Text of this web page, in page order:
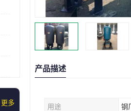
更多
产品描述
用途